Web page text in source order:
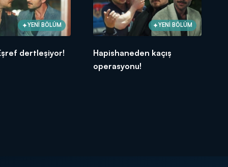
YENİ BÖLÜM
dertleşiyor!
YENİ BÖLÜM
Hapishaneden kaçış
operasyonu!